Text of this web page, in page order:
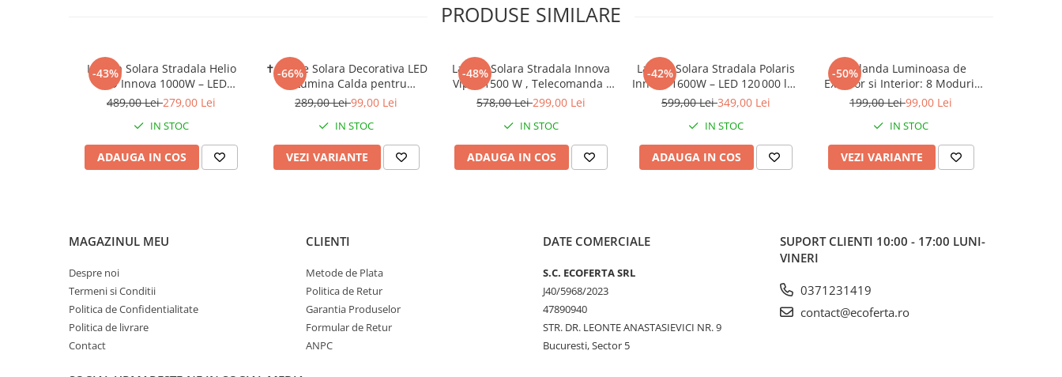
PRODUSE SIMILARE
-43%
Lampa Solara Stradala Helio
PRO Innova 1000W – LED
80 000 lm, Senzor Miscare,
Telecomanda & Suport
Prindere + Cadou Surpriza
489,00 Lei279,00 Lei
IN STOC
ADAUGA IN COS
-66%
✝️ Cruce Solara Decorativa LED
– Lumina Calda pentru
Comemorare si Liniste
289,00 Lei99,00 Lei
IN STOC
VEZI VARIANTE
-48%
Lampa Solara Stradala Innova
Viper 1500 W , Telecomanda ,
IP67 , Senzor de Miscare ,
578,00 Lei299,00 Lei
IN STOC
ADAUGA IN COS
-42%
Lampa Solara Stradala Polaris
Innova 1600W – LED 120 000 lm,
Senzor Lumina/Miscare si
Prindere+Cadou Surpriza
599,00 Lei349,00 Lei
IN STOC
ADAUGA IN COS
-50%
Ghirlanda Luminoasa de
Exterior si Interior: 8 Moduri,
Interconectabila (Variante 220V
30m
199,00 Lei99,00 Lei
IN STOC
VEZI VARIANTE
MAGAZINUL MEU
Despre noi
Termeni si Conditii
Politica de Confidentialitate
Politica de livrare
Contact
CLIENTI
Metode de Plata
Politica de Retur
Garantia Produselor
Formular de Retur
ANPC
DATE COMERCIALE
S.C. ECOFERTA SRL
J40/5968/2023
47890940
STR. DR. LEONTE ANASTASIEVICI NR. 9
Bucuresti, Sector 5
SUPORT CLIENTI 10:00 - 17:00 LUNI-
VINERI
0371231419
contact@ecoferta.ro